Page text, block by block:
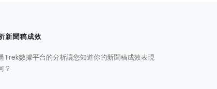
新聞稿成效
Trek數據平台的分析讓您知道你的新聞稿成效表現
？